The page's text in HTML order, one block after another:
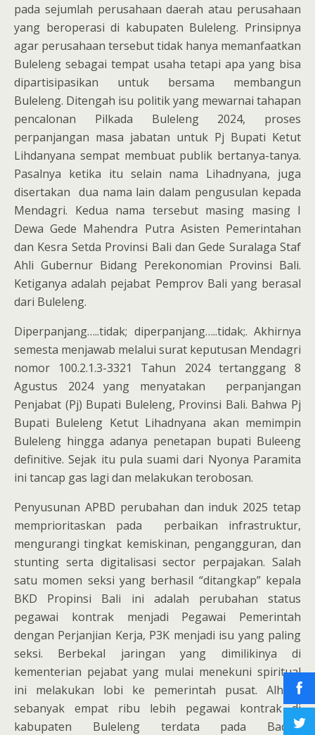
pada sejumlah perusahaan daerah atau perusahaan
yang beroperasi di kabupaten Buleleng. Prinsipnya
agar perusahaan tersebut tidak hanya memanfaatkan
Buleleng sebagai tempat usaha tetapi apa yang bisa
dipartisipasikan untuk bersama membangun
Buleleng. Ditengah isu politik yang mewarnai tahapan
pencalonan Pilkada Buleleng 2024, proses
perpanjangan masa jabatan untuk Pj Bupati Ketut
Lihdanyana sempat membuat publik bertanya-tanya.
Pasalnya ketika itu selain nama Lihadnyana, juga
disertakan dua nama lain dalam pengusulan kepada
Mendagri. Kedua nama tersebut masing masing I
Dewa Gede Mahendra Putra Asisten Pemerintahan
dan Kesra Setda Provinsi Bali dan Gede Suralaga Staf
Ahli Gubernur Bidang Perekonomian Provinsi Bali.
Ketiganya adalah pejabat Pemprov Bali yang berasal
dari Buleleng.
Diperpanjang…..tidak; diperpanjang…..tidak;. Akhirnya
semesta menjawab melalui surat keputusan Mendagri
nomor 100.2.1.3-3321 Tahun 2024 tertanggang 8
Agustus 2024 yang menyatakan perpanjangan
Penjabat (Pj) Bupati Buleleng, Provinsi Bali. Bahwa Pj
Bupati Buleleng Ketut Lihadnyana akan memimpin
Buleleng hingga adanya penetapan bupati Buleeng
definitive. Sejak itu pula suami dari Nyonya Paramita
ini tancap gas lagi dan melakukan terobosan.
Penyusunan APBD perubahan dan induk 2025 tetap
memprioritaskan pada perbaikan infrastruktur,
mengurangi tingkat kemiskinan, pengangguran, dan
stunting serta digitalisasi sector perpajakan. Salah
satu momen seksi yang berhasil “ditangkap” kepala
BKD Propinsi Bali ini adalah perubahan status
pegawai kontrak menjadi Pegawai Pemerintah
dengan Perjanjian Kerja, P3K menjadi isu yang paling
seksi. Berbekal jaringan yang dimilikinya di
kementerian pejabat yang mulai menekuni spiritual
ini melakukan lobi ke pemerintah pusat. Alhasil
sebanyak empat ribu lebih pegawai kontrak di
kabupaten Buleleng terdata pada Badan